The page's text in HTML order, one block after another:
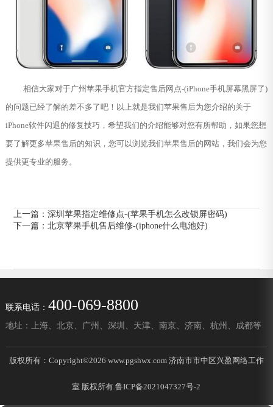
相信大家对于广州苹果手机官方指定售后网点-(iPhone手机屏幕黑屏了)
的问题已经了解的差不多了吧！以上就是我们苹果售后为您介绍的关于
iPhone软件闪退的修复技巧，希望我们的介绍能够对您有所帮助，如果您想
要了解更多苹果售后的知识，您可以浏览我们苹果售后的网站，我们会为您
提供更专业的服务。
上一篇：深圳苹果指定维修点-(苹果手机怎么改锁屏密码)
下一篇：北京苹果手机售后维修-(iphone什么电池好)
联系电话： 400-069-8800
地址：上海、北京、广州、深圳、天津、南京、济南、杭州、成都等
版权所有：Copyright©2026 www.pgshwx.com 济南市市中区兴盈网络工作
室 版权所有.鲁ICP备2021047327号-2